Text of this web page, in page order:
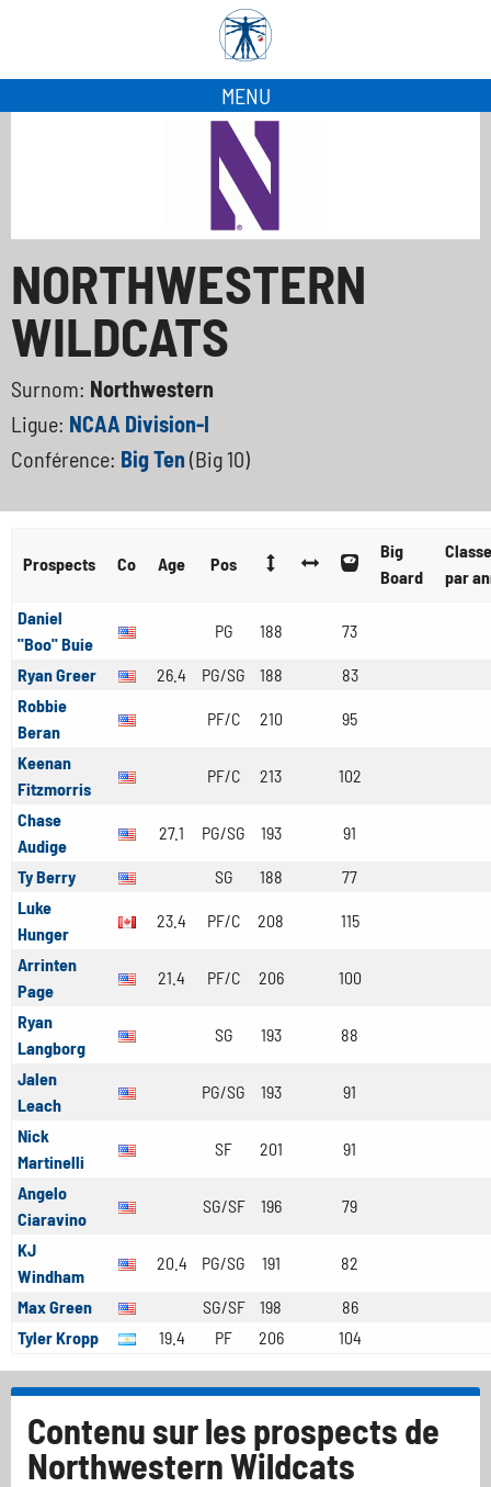
MENU
NORTHWESTERN
WILDCATS
Surnom: Northwestern
Ligue: NCAA Division-I
Conférence: Big Ten (Big 10)
Prospects Co Age Pos
Big
Board
par
Daniel
"Boo" Buie
PG 188 73
Ryan Greer 26.4 PG/SG 188
83
Robbie
Beran
PF/C 210 95
Keenan
Fitzmorris
PF/C 213 102
Chase
Audige
27.1 PG/SG 193 91
Ty Berry SG 188
77
Luke
Hunger
23.4 PF/C 208 115
Arrinten
Page
21.4 PF/C 206 100
Ryan
Langborg
SG 193 88
Jalen
Leach
PG/SG 193 91
Nick
Martinelli
SF 201 91
Angelo
Ciaravino
SG/SF 196 79
KJ
Windham
20.4 PG/SG 191 82
Max Green SG/SF 198
86
Tyler Kropp
19.4 PF 206 104
Contenu sur les prospects de
Northwestern Wildcats